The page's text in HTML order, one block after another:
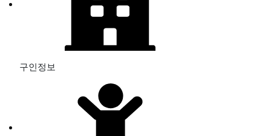
구인정보